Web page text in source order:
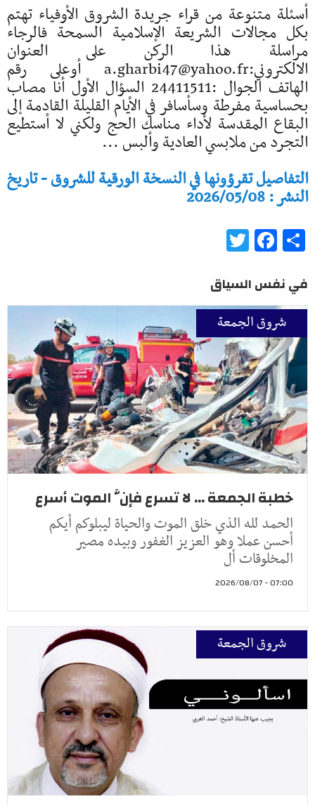
أسئلة متنوعة من قراء جريدة الشروق الأوفياء تهتم
بكل مجالات الشريعة الإسلامية السمحة فالرجاء
مراسلة هذا الركن على العنوان
الالكتروني:a.gharbi47@yahoo.fr أوعلى رقم
الهاتف الجوال :24411511 السؤال الأول أنا مصاب
بحساسية مفرطة وسأسافر في الأيام القليلة القادمة إلى
البقاع المقدسة لأداء مناسك الحج ولكني لا أستطيع
التجرد من ملابسي العادية وألبس ...
التفاصيل تقرؤونها في النسخة الورقية للشروق - تاريخ
النشر : 2026/05/08
Share
Facebook
في نفس السياق
شروق الجمعة
خطبة الجمعة ... لا تسرع فإنَّ الموت أسرع
الحمد لله الذي خلق الموت والحياة ليبلوكم أيكم
أحسن عملا وهو العزيز الغفور وبيده مصير
المخلوقات أل
07:00 - 2026/08/07
شروق الجمعة